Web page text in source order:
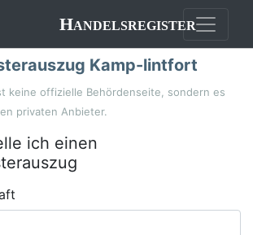
Handelsregister
Kamp-lintfort
keine offizielle Behördenseite, sondern es
privaten Anbieter.
ich einen